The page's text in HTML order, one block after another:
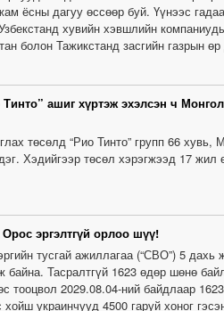
ёсны дагуу өссөөр буй. Үүнээс
хувийн хэвшлийн
болон Тажикстанд засгийн газрын
ашиг хүртэж эхэлсэн ч
төсөлд “Рио Тинто” групп 66 хувь,
Хэдийгээр төсөл хэрэгжээд 17 жил
эргэлтгүй орлоо шүү!
тусгай ажиллагаа (“СВО”) 5 дахь
байна. Тасралтгүй 1623 өдөр шөнө
тооцвол 2029.08.04-ний байдлаар
украинчууд 4500 гаруй хоног